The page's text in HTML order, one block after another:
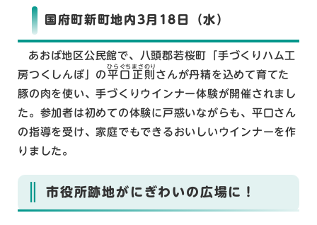
国府町新町地内3月18日（水）
あおば地区公民館で、八頭郡若桜町「手づくりハム工
房つくしんぼ」の 平口正則
ひらぐちまさのり
さんが丹精を込めて育てた
豚の肉を使い、手づくりウインナー体験が開催されまし
た。参加者は初めての体験に戸惑いながらも、平口さん
の指導を受け、家庭でもできるおいしいウインナーを作
りました。
市役所跡地がにぎわいの広場に！